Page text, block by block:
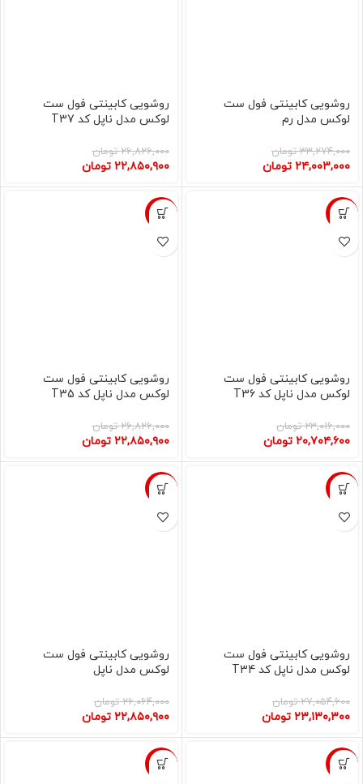
روشویی کابینتی فول ست
لوکس مدل رم
۳۳,۲۷۴,۰۰۰ تومان
۲۴,۰۰۳,۰۰۰ تومان
روشویی کابینتی فول ست
لوکس مدل ناپل کد T37
۲۶,۸۲۶,۰۰۰ تومان
۲۲,۸۵۰,۹۰۰ تومان
-10%
روشویی کابینتی فول ست
لوکس مدل ناپل کد T36
۲۳,۰۱۶,۰۰۰ تومان
۲۰,۷۰۴,۶۰۰ تومان
-15%
روشویی کابینتی فول ست
لوکس مدل ناپل کد T35
۲۶,۸۲۶,۰۰۰ تومان
۲۲,۸۵۰,۹۰۰ تومان
-15%
روشویی کابینتی فول ست
لوکس مدل ناپل کد T34
۲۷,۰۵۴,۶۰۰ تومان
۲۳,۱۳۰,۳۰۰ تومان
-12%
روشویی کابینتی فول ست
لوکس مدل ناپل
۲۶,۰۶۴,۰۰۰ تومان
۲۲,۸۵۰,۹۰۰ تومان
-19%
-10%